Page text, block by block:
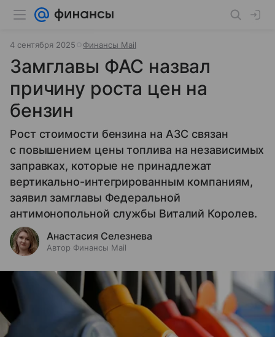
4 сентября 2025 Финансы Mail
Замглавы ФАС назвал
причину роста цен на
бензин
Рост стоимости бензина на АЗС связан
с повышением цены топлива на независимых
заправках, которые не принадлежат
вертикально-интегрированным компаниям,
заявил замглавы Федеральной
антимонопольной службы Виталий Королев.
Анастасия Селезнева
Автор Финансы Mail